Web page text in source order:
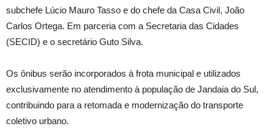
subchefe Lúcio Mauro Tasso e do chefe da Casa Civil, João
Carlos Ortega. Em parceria com a Secretaria das Cidades
(SECID) e o secretário Guto Silva.
Os ônibus serão incorporados à frota municipal e utilizados
exclusivamente no atendimento à população de Jandaia do Sul,
contribuindo para a retomada e modernização do transporte
coletivo urbano.